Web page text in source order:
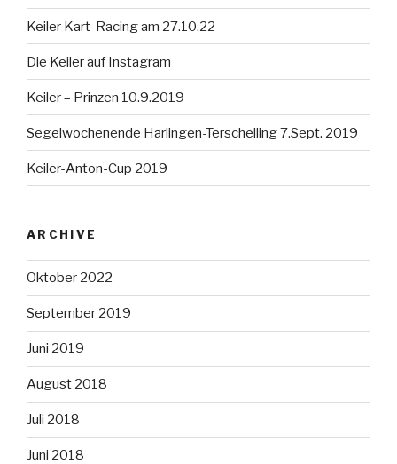
Keiler Kart-Racing am 27.10.22
Die Keiler auf Instagram
Keiler – Prinzen 10.9.2019
Segelwochenende Harlingen-Terschelling 7.Sept. 2019
Keiler-Anton-Cup 2019
ARCHIVE
Oktober 2022
September 2019
Juni 2019
August 2018
Juli 2018
Juni 2018